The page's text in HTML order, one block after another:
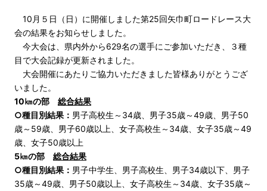
10月５日（日）に開催しました第25回矢巾町ロードレース大
会の結果をお知らせしました。
今大会は、県内外から629名の選手にご参加いただき、３種
目で大会記録が更新されました。
大会開催にあたりご協力いただきました皆様ありがとうござ
いました。
10㎞の部 総合結果
○種目別結果： 男子高校生～34歳 男子35歳～49歳
男子50
歳～59歳
男子60歳以上 女子高校生～34歳
女子35歳～49
歳
女子50歳以上
5㎞の部 総合結果
○種目別結果： 男子中学生 男子高校生 男子34歳以下
男子
35歳～49歳
男子50歳以上 女子高校生～34歳
女子35歳～